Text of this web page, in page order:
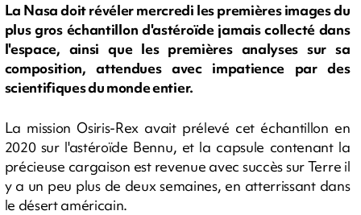
La Nasa doit révéler mercredi les premières images du
plus gros échantillon d'astéroïde jamais collecté dans
l'espace, ainsi que les premières analyses sur sa
composition, attendues avec impatience par des
scientifiques du monde entier.
La mission Osiris-Rex avait prélevé cet échantillon en
2020 sur l'astéroïde Bennu, et la capsule contenant la
précieuse cargaison est revenue avec succès sur Terre il
y a un peu plus de deux semaines, en atterrissant dans
le désert américain.